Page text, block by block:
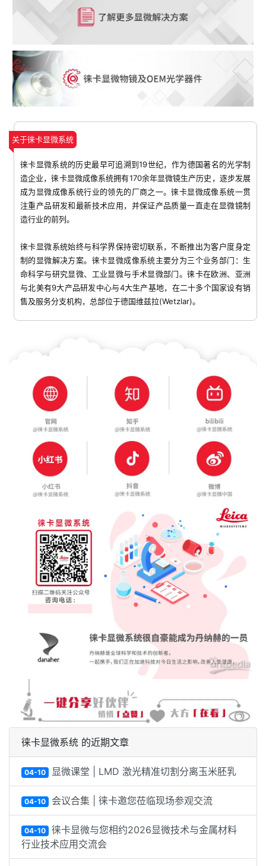
关于徕卡显微系统
徕卡显微系统的历史最早可追溯到19世纪，作为德国著名的光学制
造企业，徕卡显微成像系统拥有170余年显微镜生产历史，逐步发展
成为显微成像系统行业的领先的厂商之一。徕卡显微成像系统一贯
注重产品研发和最新技术应用，并保证产品质量一直走在显微镜制
造行业的前列。
徕卡显微系统始终与科学界保持密切联系，不断推出为客户度身定
制的显微解决方案。徕卡显微成像系统主要分为三个业务部门：生
命科学与研究显微、工业显微与手术显微部门。徕卡在欧洲、亚洲
与北美有9大产品研发中心与4大生产基地，在二十多个国家设有销
售及服务分支机构，总部位于德国维兹拉(Wetzlar)。
徕卡显微系统 的近期文章
04-10 显微课堂 | LMD 激光精准切割分离玉米胚乳
04-10 会议合集 | 徕卡邀您莅临现场参观交流
04-10 徕卡显微与您相约2026显微技术与金属材料
行业技术应用交流会